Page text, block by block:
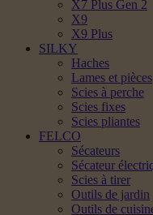
X7 Plus Gen 2
X9
X9 Plus
SILKY
Haches
Lames et pièces
Scies à perche
Scies fixes
Scies pliantes
FELCO
Sécateurs
Sécateur
Scies à tirer
Outils de jardin
Outils de